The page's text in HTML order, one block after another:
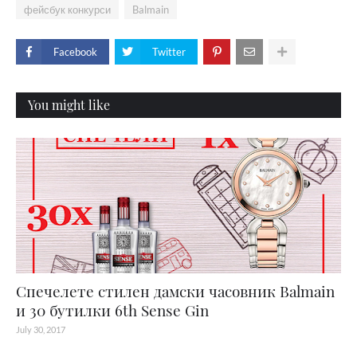
фейсбук конкурси Balmain
Facebook Twitter
You might like
Спечелете стилен дамски часовник Balmain
и 30 бутилки 6th Sense Gin
July 30, 2017